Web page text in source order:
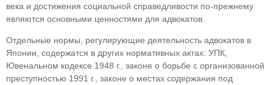
века и достижения социальной справедливости по-прежнему
являются основными ценностями для адвокатов.
Отдельные нормы, регулирующие деятель­ность адвокатов в
Японии, содержатся в других нормативных актах: УПК,
Ювенальном кодексе 1948 г., законе о борьбе с организованной
пре­ступностью 1991 г., законе о местах содержания под